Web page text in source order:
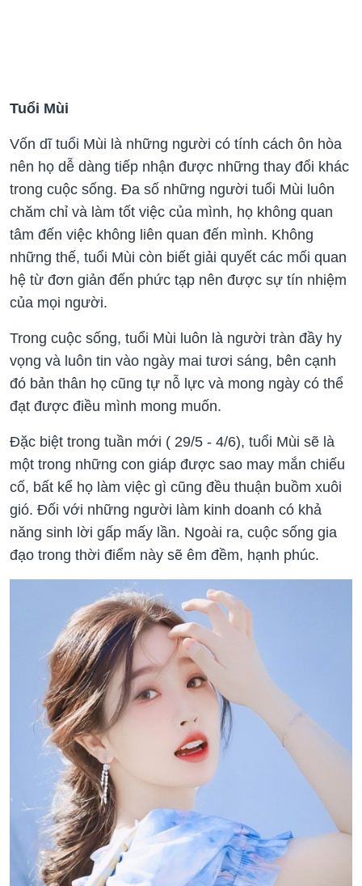
Tuổi Mùi
Vốn dĩ tuổi Mùi là những người có tính cách ôn hòa
nên họ dễ dàng tiếp nhận được những thay đổi khác
trong cuộc sống. Đa số những người tuổi Mùi luôn
chăm chỉ và làm tốt việc của mình, họ không quan
tâm đến việc không liên quan đến mình. Không
những thế, tuổi Mùi còn biết giải quyết các mối quan
hệ từ đơn giản đến phức tạp nên được sự tín nhiệm
của mọi người.
Trong cuộc sống, tuổi Mùi luôn là người tràn đầy hy
vọng và luôn tin vào ngày mai tươi sáng, bên cạnh
đó bản thân họ cũng tự nỗ lực và mong ngày có thể
đạt được điều mình mong muốn.
Đặc biệt trong tuần mới ( 29/5 - 4/6), tuổi Mùi sẽ là
một trong những con giáp được sao may mắn chiếu
cố, bất kể họ làm việc gì cũng đều thuận buồm xuôi
gió. Đối với những người làm kinh doanh có khả
năng sinh lời gấp mấy lần. Ngoài ra, cuộc sống gia
đạo trong thời điểm này sẽ êm đềm, hạnh phúc.